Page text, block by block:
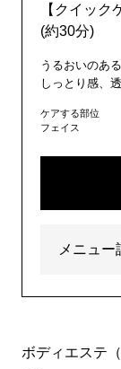
【クイック
(約30分)
うるおいのあ
しっとり感、
ケアする部位
フェイス
メニュー
ボディエステ